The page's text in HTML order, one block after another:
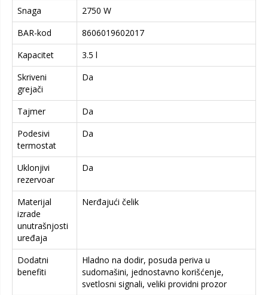
Snaga
2750 W
BAR-kod
8606019602017
Kapacitet
3.5 l
Skriveni
grejači
Da
Tajmer
Da
Podesivi
termostat
Da
Uklonjivi
rezervoar
Da
Materijal
izrade
unutrašnjosti
uređaja
Nerđajući čelik
Dodatni
benefiti
Hladno na dodir, posuda periva u
sudomašini, jednostavno korišćenje,
svetlosni signali, veliki providni prozor